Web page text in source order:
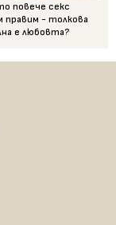
повече секс
правим - толкова
е любовта?